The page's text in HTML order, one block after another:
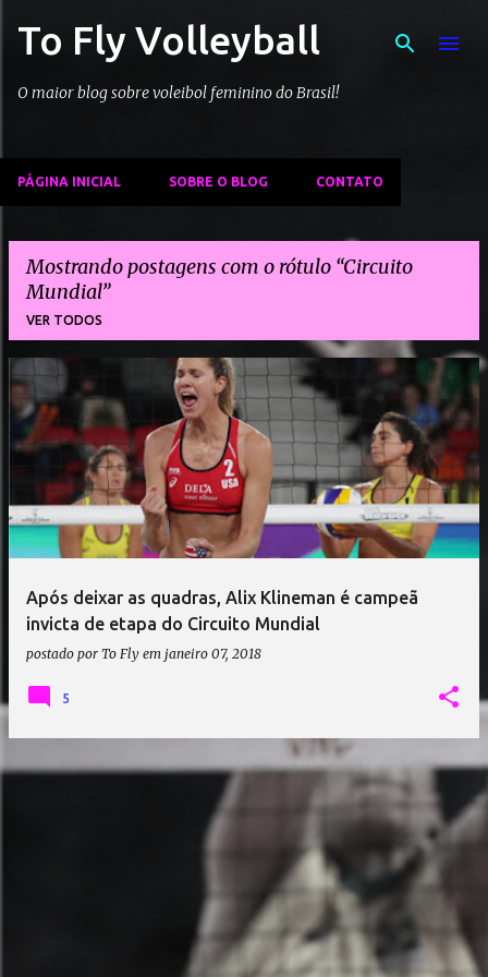
Pular para o conteúdo principal
To Fly Volleyball
O maior blog sobre voleibol feminino do Brasil!
PÁGINA INICIAL SOBRE O BLOG CONTATO
Mostrando postagens com o rótulo Circuito
Mundial
VER TODOS
P
s
a
g
Após deixar as quadras, Alix Klineman é campeã
invicta de etapa do Circuito Mundial
postado por To Fly em janeiro 07, 2018
5